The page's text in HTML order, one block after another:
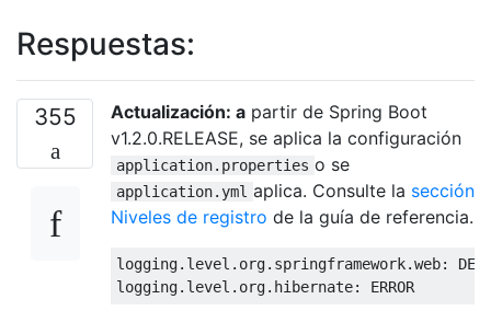
Respuestas:
355 Actualización: a partir de Spring Boot
v1.2.0.RELEASE, se aplica la configuración
application.properties o se
application.yml aplica. Consulte la sección
Niveles de registro de la guía de referencia.
logging.level.org.springframework.web: